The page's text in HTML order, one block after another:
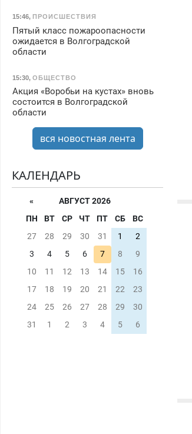
15:46, ПРОИСШЕСТВИЯ
Пятый класс пожароопасности
ожидается в Волгоградской
области
15:30, ОБЩЕСТВО
Акция «Воробьи на кустах» вновь
состоится в Волгоградской
области
вся новостная лента
КАЛЕНДАРЬ
«
АВГУСТ 2026
ПН
ВТ СР ЧТ ПТ СБ
ВС
27
28 29 30 31 1
2
3
4 5 6 7 8
9
10
11 12 13 14 15
16
17
18 19 20 21 22
23
24
25 26 27 28 29
30
31
1 2 3 4 5 6